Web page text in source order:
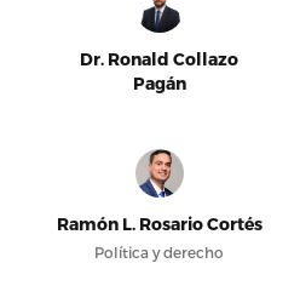
Dr. Ronald Collazo
Pagán
Ramón L. Rosario Cortés
Política y derecho